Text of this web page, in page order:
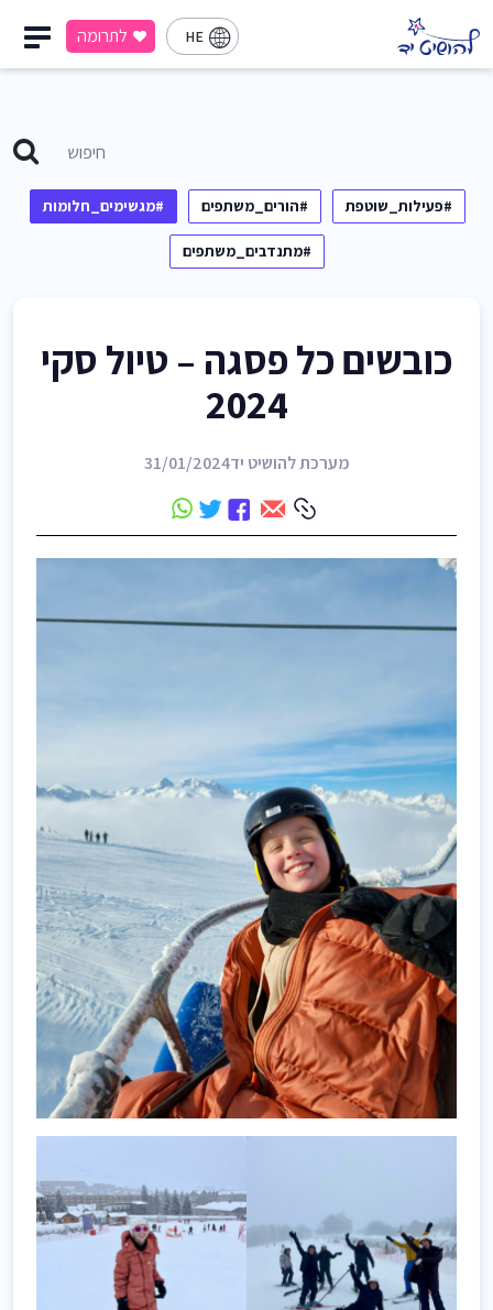
HE לתרומה
#פעילות_שוטפת #הורים_משתפים #מגשימים_חלומות
#מתנדבים_משתפים
כובשים כל פסגה – טיול סקי
2024
מערכת להושיט יד31/01/2024